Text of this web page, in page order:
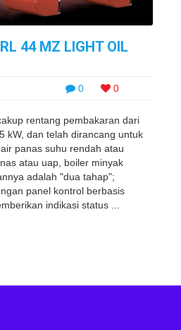
44 MZ LIGHT OIL
0 0
rentang pembakaran dari
kW, dan telah dirancang untuk
panas suhu rendah atau
atau uap, boiler minyak
adalah "dua tahap";
panel kontrol berbasis
indikasi status ...